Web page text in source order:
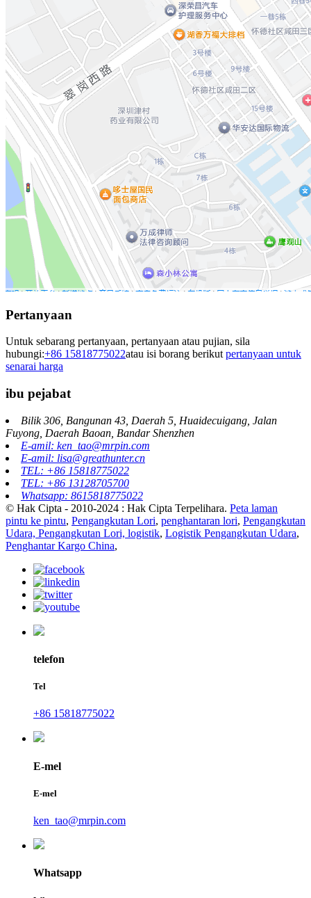
Pertanyaan
Untuk sebarang pertanyaan, pertanyaan atau pujian, sila
hubungi:+86 15818775022atau isi borang berikut pertanyaan untuk
senarai harga
ibu pejabat
Bilik 306, Bangunan 43, Daerah 5, Huaidecuigang, Jalan
Fuyong, Daerah Baoan, Bandar Shenzhen
E-amil: ken_tao@mrpin.com
E-amil: lisa@greathunter.cn
TEL: +86 15818775022
TEL: +86 13128705700
Whatsapp: 8615818775022
© Hak Cipta - 2010-2024 : Hak Cipta Terpelihara. Peta laman
pintu ke pintu, Pengangkutan Lori, penghantaran lori, Pengangkutan
Udara, Pengangkutan Lori, logistik, Logistik Pengangkutan Udara,
Penghantar Kargo China,
telefon
Tel
+86 15818775022
E-mel
E-mel
ken_tao@mrpin.com
Whatsapp